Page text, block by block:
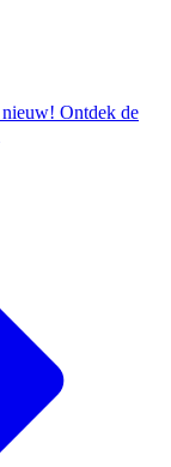
nieuw! Ontdek de